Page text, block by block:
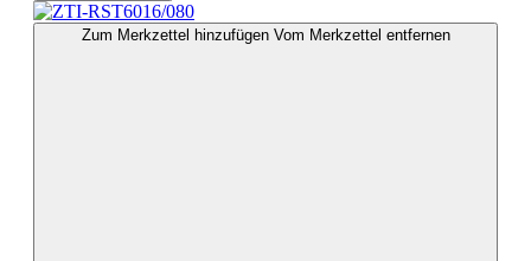
Zum Merkzettel hinzufügen Vom Merkzettel entfernen